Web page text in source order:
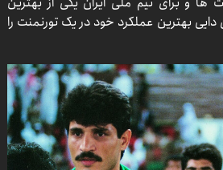
بهترین عملکرد خود در یک تورنمنت را